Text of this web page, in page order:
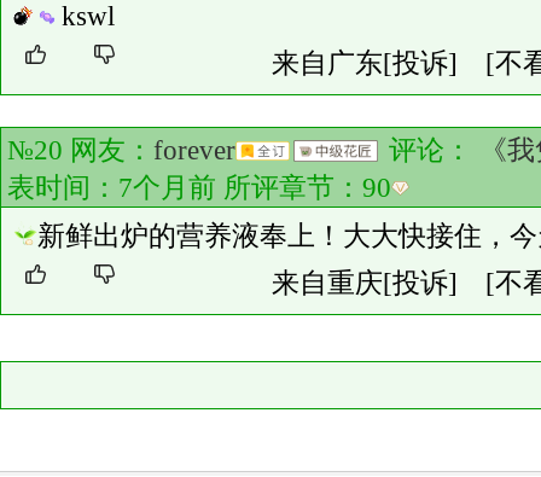
kswl
来自广东[投诉] [不
№20 网友： forever 评论：
《
表时间：7个月前 所评章节： 90
新鲜出炉的营养液奉上！大大快接住，
来自重庆[投诉] [不